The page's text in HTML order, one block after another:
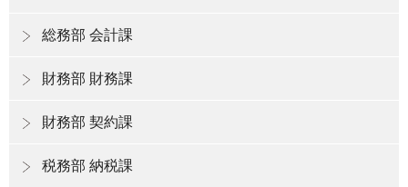
総務部 会計課
財務部 財務課
財務部 契約課
税務部 納税課